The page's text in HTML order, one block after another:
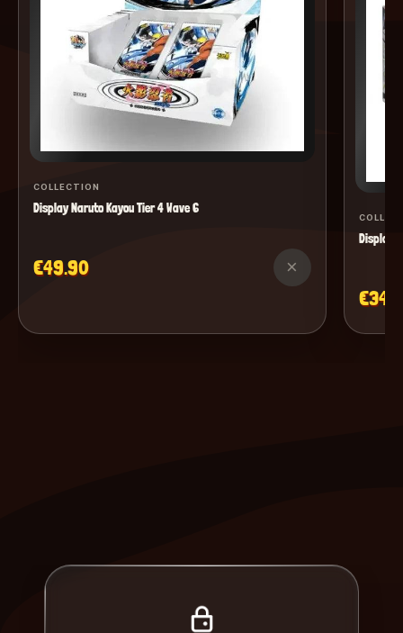
COLLECTION
Display Naruto Kayou Tier 4 Wave 6
€49.90 ×
Display